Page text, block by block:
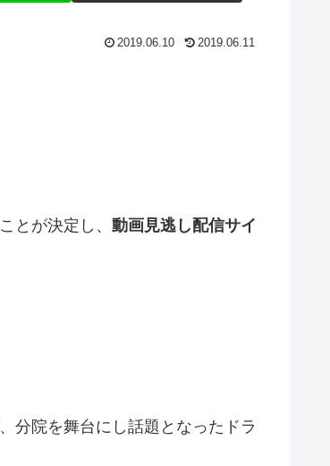
2019.06.10 2019.06.11
とが決定し、 動画見逃し配信サイ
分院を舞台にし話題となったドラ